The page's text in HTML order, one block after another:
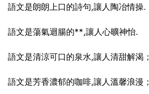
語文是朗朗上口的詩句,讓人陶冶情操.
語文是蕩氣迴腸的**,讓人心曠神怡.
語文是清涼可口的泉水,讓人清甜解渴；
語文是芳香濃郁的咖啡,讓人溫馨浪漫；